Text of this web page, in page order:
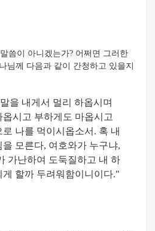
씀이 아니겠는가? 어쩌면 그러한
님께 다음과 같이 간청하고 있을지
을 내게서 멀리 하옵시며
시고 부하게도 마옵시고
나를 먹이시옵소서. 혹 내
모른다, 여호와가 누구냐,
가난하여 도둑질하고 내 하
할까 두려워함이니이다."